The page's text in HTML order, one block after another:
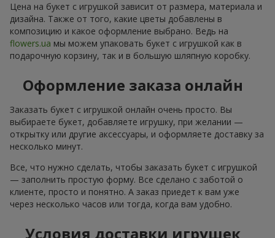
Цена на букет с игрушкой зависит от размера, материала и
дизайна. Также от того, какие цветы добавлены в
композицию и какое оформление выбрано. Ведь на
flowers.ua мы можем упаковать букет с игрушкой как в
подарочную корзину, так и в большую шляпную коробку.
Оформление заказа онлайн
Заказать букет с игрушкой онлайн очень просто. Вы
выбираете букет, добавляете игрушку, при желании —
открытку или другие аксессуары, и оформляете доставку за
несколько минут.
Все, что нужно сделать, чтобы заказать букет с игрушкой
— заполнить простую форму. Все сделано с заботой о
клиенте, просто и понятно. А заказ приедет к вам уже
через несколько часов или тогда, когда вам удобно.
Условия доставки игрушек